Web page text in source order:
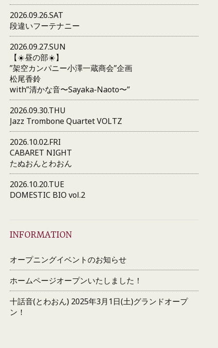
2026.09.26.SAT
段違いフーテナニー
2026.09.27.SUN
【☀️昼の部☀️】
”架空カンパニー小澤一蔵商会”企画
松尾香鈴
with”清かな音〜Sayaka-Naoto〜”
2026.09.30.THU
Jazz Trombone Quartet VOLTZ
2026.10.02.FRI
CABARET NIGHT
たぬおんとわおん
2026.10.20.TUE
DOMESTIC BIO vol.2
INFORMATION
オープニングイベントのお知らせ
ホームページオープンいたしました！
十話音(とわおん) 2025年3月1日(土)グランドオープ
ン！